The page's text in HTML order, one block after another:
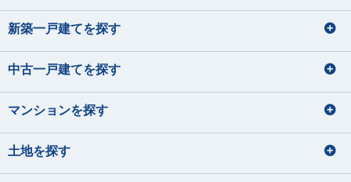
新築一戸建てを探す
中古一戸建てを探す
マンションを探す
土地を探す